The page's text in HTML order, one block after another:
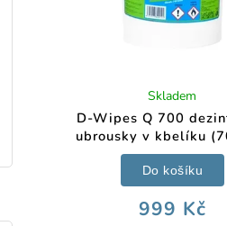
D-Wipes Q 700
ubrousky v kbelíku
Skladem
999 Kč
Do košíku